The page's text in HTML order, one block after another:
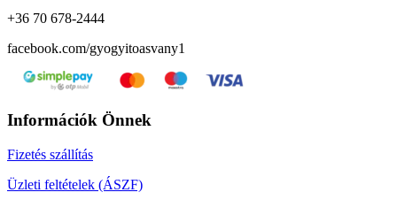
+36 70 678-2444
facebook.com/gyogyitoasvany1
Információk Önnek
Fizetés szállítás
Üzleti feltételek (ÁSZF)